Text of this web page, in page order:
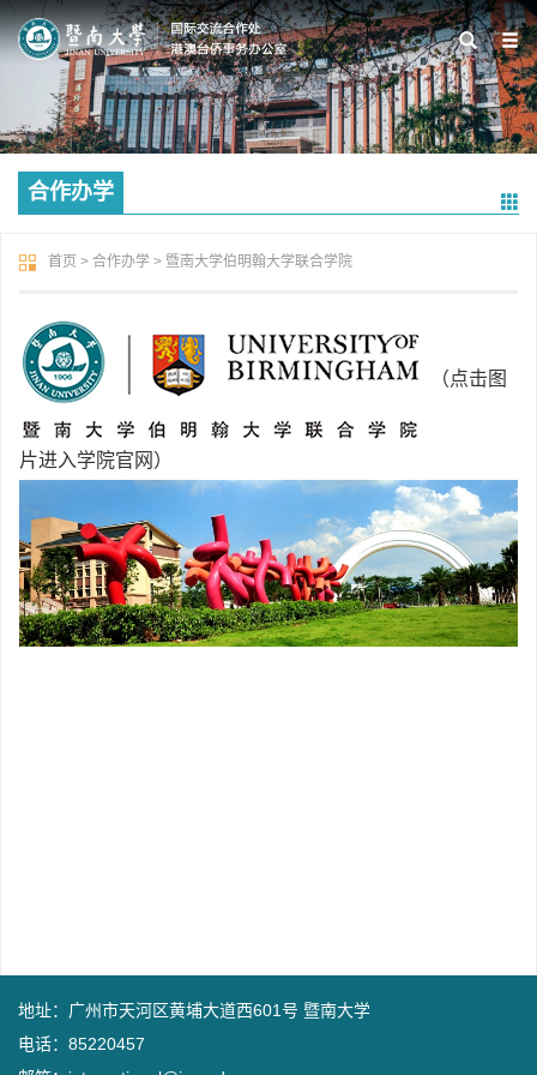
合作办学
首页 > 合作办学 > 暨南大学伯明翰大学联合学院
（点击图
片进入学院官网）
地址：广州市天河区黄埔大道西601号 暨南大学
电话：85220457